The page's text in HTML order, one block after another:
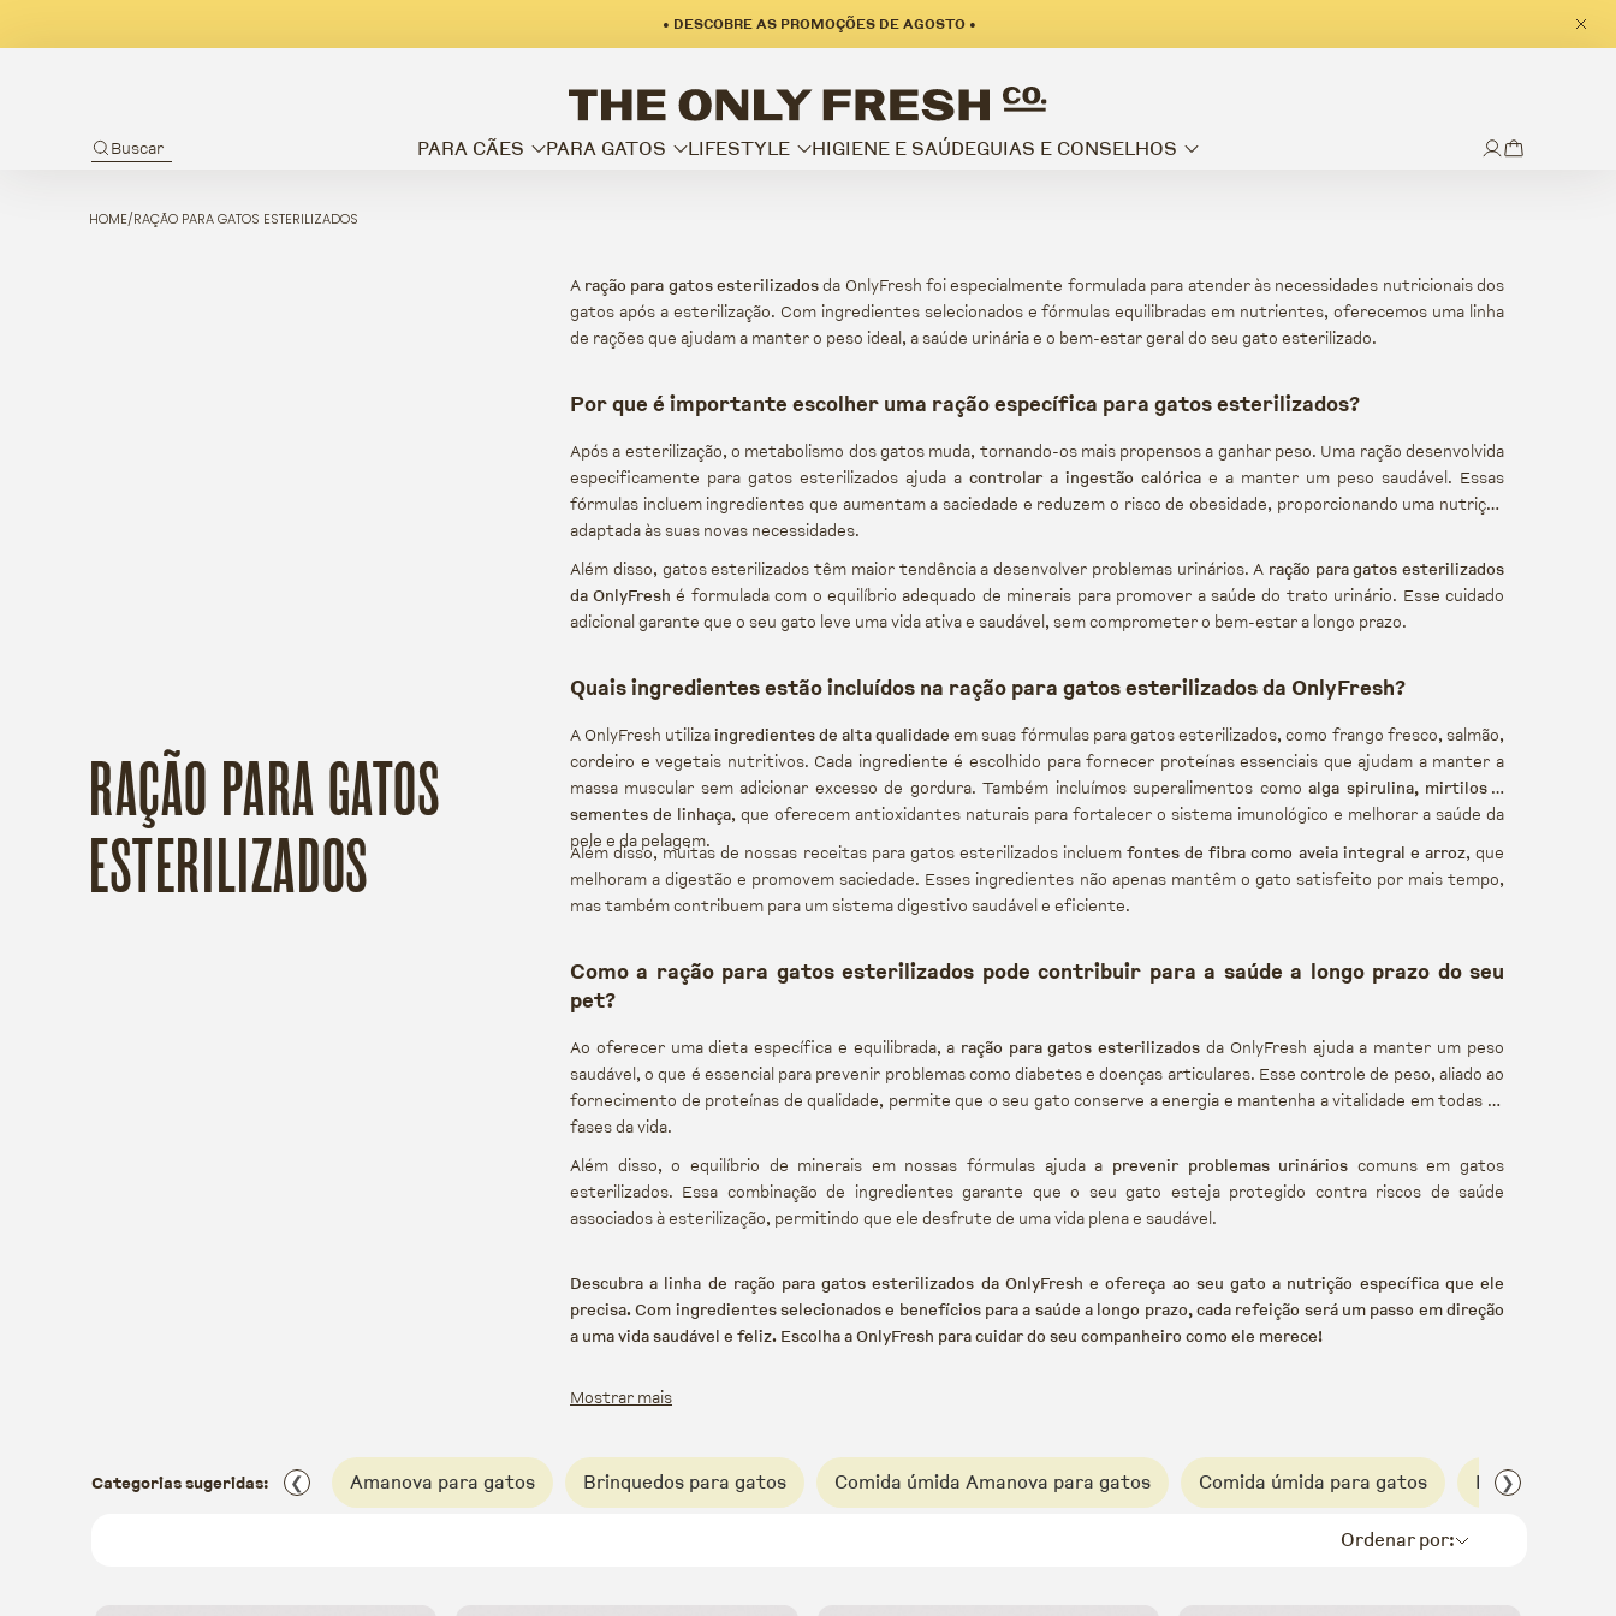
• DESCOBRE AS PROMOÇÕES DE AGOSTO •
Buscar PARA CÃES PARA GATOS LIFESTYLE HIGIENE E SAÚDEGUIAS E CONSELHOS
HOME/RAÇÃO PARA GATOS ESTERILIZADOS
COLEÇÃO:
RAÇÃO PARA GATOS
ESTERILIZADOS
A ração para gatos esterilizadosda OnlyFresh foi especialmente formulada para atender às necessidades nutricionais dos
gatos após a esterilização. Com ingredientes selecionados e fórmulas equilibradas em nutrientes, oferecemos uma linha
de rações que ajudam a manter o peso ideal, a saúde urinária e o bem-estar geral do seu gato esterilizado.
Por que é importante escolher uma ração específica para gatos esterilizados?
Após a esterilização, o metabolismo dos gatos muda, tornando-os mais propensos a ganhar peso. Uma ração desenvolvida
especificamente para gatos esterilizados ajuda a controlar a ingestão calórica e a manter um peso saudável. Essas
fórmulas incluem ingredientes que aumentam a saciedade e reduzem o risco de obesidade, proporcionando uma nutrição
adaptada às suas novas necessidades.
Além disso, gatos esterilizados têm maior tendência a desenvolver problemas urinários. A ração para gatos esterilizados
da OnlyFresh é formulada com o equilíbrio adequado de minerais para promover a saúde do trato urinário. Esse cuidado
adicional garante que o seu gato leve uma vida ativa e saudável, sem comprometer o bem-estar a longo prazo.
Quais ingredientes estão incluídos na ração para gatos esterilizados da OnlyFresh?
A OnlyFresh utilizaingredientes de alta qualidade em suas fórmulas para gatos esterilizados, como frango fresco, salmão,
cordeiro e vegetais nutritivos. Cada ingrediente é escolhido para fornecer proteínas essenciais que ajudam a manter a
massa muscular sem adicionar excesso de gordura. Também incluímos superalimentos como alga spirulina, mirtilos e
sementes de linhaça, que oferecem antioxidantes naturais para fortalecer o sistema imunológico e melhorar a saúde da
pele e da pelagem.
Além disso, muitas de nossas receitas para gatos esterilizados incluem fontes de fibra como aveia integral e arroz, que
melhoram a digestão e promovem saciedade. Esses ingredientes não apenas mantêm o gato satisfeito por mais tempo,
mas também contribuem para um sistema digestivo saudável e eficiente.
Como a ração para gatos esterilizados pode contribuir para a saúde a longo prazo do seu
pet?
Ao oferecer uma dieta específica e equilibrada, a ração para gatos esterilizados da OnlyFresh ajuda a manter um peso
saudável, o que é essencial para prevenir problemas como diabetes e doenças articulares. Esse controle de peso, aliado ao
fornecimento de proteínas de qualidade, permite que o seu gato conserve a energia e mantenha a vitalidade em todas as
fases da vida.
Além disso, o equilíbrio de minerais em nossas fórmulas ajuda a prevenir problemas urinários comuns em gatos
esterilizados. Essa combinação de ingredientes garante que o seu gato esteja protegido contra riscos de saúde
associados à esterilização, permitindo que ele desfrute de uma vida plena e saudável.
Descubra a linha de ração para gatos esterilizados da OnlyFresh e ofereça ao seu gato a nutrição específica que ele
precisa. Com ingredientes selecionados e benefícios para a saúde a longo prazo, cada refeição será um passo em direção
a uma vida saudável e feliz. Escolha a OnlyFresh para cuidar do seu companheiro como ele merece!
Mostrar mais
Categorias sugeridas: ❮ Amanova para gatos Brinquedos para gatos Comida úmida Amanova para gatos Comida úmida para gatos Harper &
❯
Ordenar por: